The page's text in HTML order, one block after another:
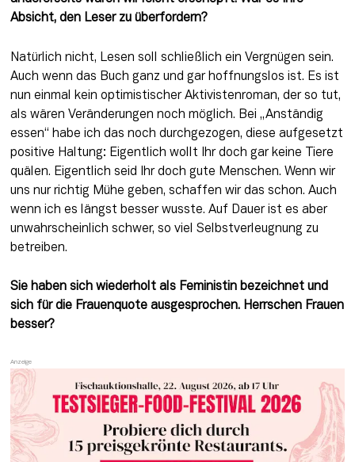
Absicht, den Leser zu überfordern?
Natürlich nicht, Lesen soll schließlich ein Vergnügen sein.
Auch wenn das Buch ganz und gar hoffnungslos ist. Es ist
nun einmal kein optimistischer Aktivistenroman, der so tut,
als wären Veränderungen noch möglich. Bei „Anständig
essen“ habe ich das noch durchgezogen, diese aufgesetzt
positive Haltung: Eigentlich wollt Ihr doch gar keine Tiere
quälen. Eigentlich seid Ihr doch gute Menschen. Wenn wir
uns nur richtig Mühe geben, schaffen wir das schon. Auch
wenn ich es längst besser wusste. Auf Dauer ist es aber
unwahrscheinlich schwer, so viel Selbstverleugnung zu
betreiben.
Sie haben sich wiederholt als Feministin bezeichnet und
sich für die Frauenquote ausgesprochen. Herrschen Frauen
besser?